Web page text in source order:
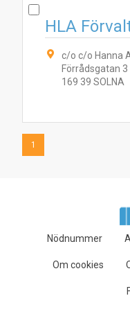
HLA
c/o c/o Hanna
Förrådsgatan 3
169 39 SOLNA
1
Nödnummer
Om cookies